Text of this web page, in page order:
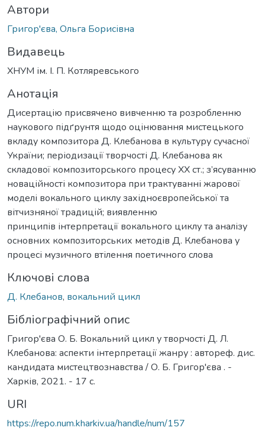
Автори
Григор'єва, Ольга Борисівна
Видавець
ХНУМ ім. І. П. Котляревського
Анотація
Дисертацію присвячено вивченню та розробленню
наукового підґрунтя щодо оцінювання мистецького
вкладу композитора Д. Клебанова в культуру сучасної
України; періодизації творчості Д. Клебанова як
складової композиторського процесу ХХ ст.; з’ясуванню
новаційності композитора при трактуванні жарової
моделі вокального циклу західноєвропейської та
вітчизняної традицій; виявленню
принципів інтерпретації вокального циклу та аналізу
основних композиторських методів Д. Клебанова у
процесі музичного втілення поетичного слова
Ключові слова
Д. Клебанов, вокальний цикл
Бібліографічний опис
Григор'єва О. Б. Вокальний цикл у творчості Д. Л.
Клебанова: аспекти інтерпретації жанру : автореф. дис.
кандидата мистецтвознавства / О. Б. Григор'єва . -
Харків, 2021. - 17 с.
URI
https://repo.num.kharkiv.ua/handle/num/157